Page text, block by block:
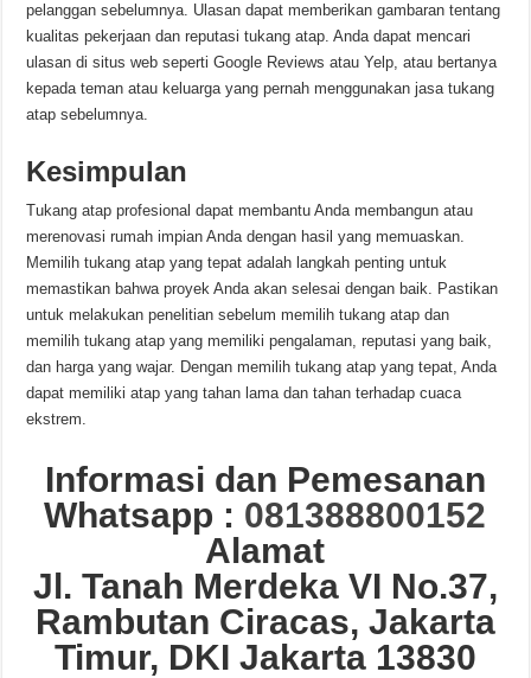
pelanggan sebelumnya. Ulasan dapat memberikan gambaran tentang
kualitas pekerjaan dan reputasi tukang atap. Anda dapat mencari
ulasan di situs web seperti Google Reviews atau Yelp, atau bertanya
kepada teman atau keluarga yang pernah menggunakan jasa tukang
atap sebelumnya.
Kesimpulan
Tukang atap profesional dapat membantu Anda membangun atau
merenovasi rumah impian Anda dengan hasil yang memuaskan.
Memilih tukang atap yang tepat adalah langkah penting untuk
memastikan bahwa proyek Anda akan selesai dengan baik. Pastikan
untuk melakukan penelitian sebelum memilih tukang atap dan
memilih tukang atap yang memiliki pengalaman, reputasi yang baik,
dan harga yang wajar. Dengan memilih tukang atap yang tepat, Anda
dapat memiliki atap yang tahan lama dan tahan terhadap cuaca
ekstrem.
Informasi dan Pemesanan
Whatsapp : 081388800152
Alamat
Jl. Tanah Merdeka VI No.37,
Rambutan Ciracas, Jakarta
Timur, DKI Jakarta 13830